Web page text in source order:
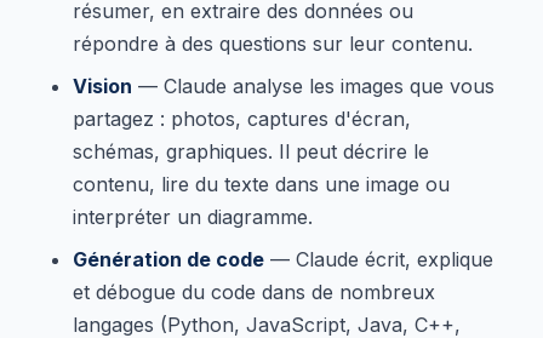
résumer, en extraire des données ou
répondre à des questions sur leur contenu.
Vision — Claude analyse les images que vous
partagez : photos, captures d'écran,
schémas, graphiques. Il peut décrire le
contenu, lire du texte dans une image ou
interpréter un diagramme.
Génération de code — Claude écrit, explique
et débogue du code dans de nombreux
langages (Python, JavaScript, Java, C++,